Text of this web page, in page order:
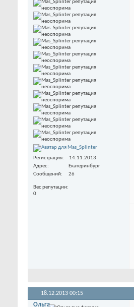
Регистрация
14.11.2013
Адрес
Екатеринбург
Сообщений
26
Вес репутации
0
18.12.2013 00:15
Ольга